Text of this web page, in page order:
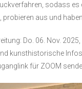
sodass es
aus und
Do. 06. Nov.
kunsthistorische
für ZOOM